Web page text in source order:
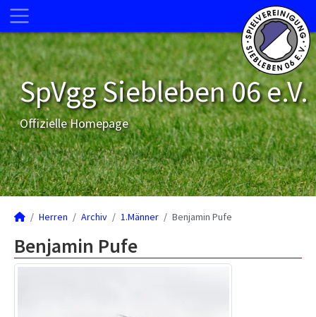
SpVgg Siebleben 06 e.V.
Offizielle Homepage
Herren Archiv 1.Männer Benjamin Pufe
Benjamin Pufe